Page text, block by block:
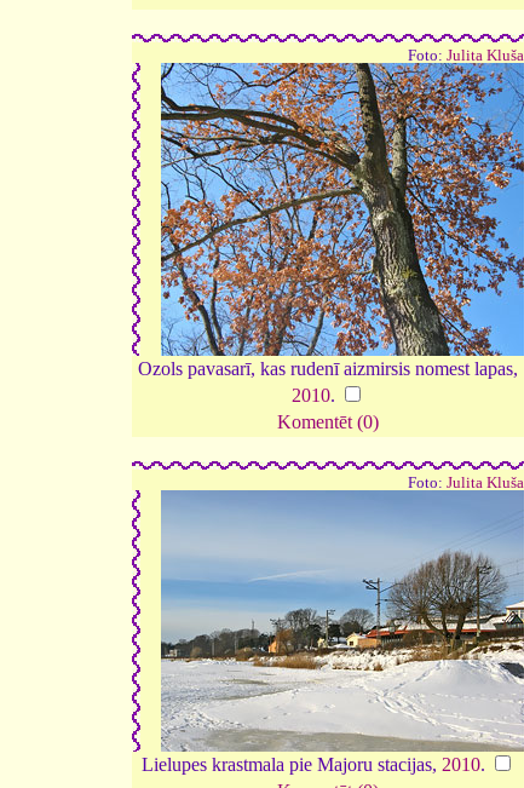
Foto: Julita Kluša
Ozols pavasarī, kas rudenī aizmirsis nomest lapas,
2010.
Komentēt (0)
Foto: Julita Kluša
Lielupes krastmala pie Majoru stacijas, 2010.